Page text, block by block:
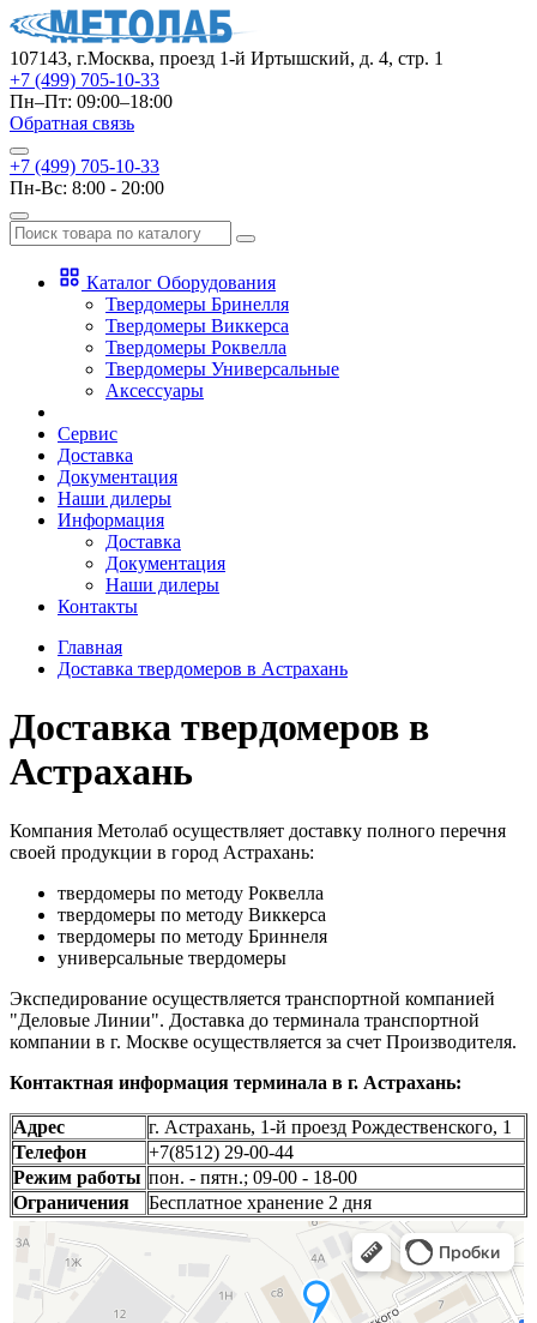
107143, г.Москва, проезд 1-й Иртышский, д. 4, стр. 1
+7 (499) 705-10-33
Пн–Пт: 09:00–18:00
Обратная связь
+7 (499) 705-10-33
Пн-Вс: 8:00 - 20:00
Каталог Оборудования
Твердомеры Бринелля
Твердомеры Виккерса
Твердомеры Роквелла
Твердомеры Универсальные
Аксессуары
Сервис
Доставка
Документация
Наши дилеры
Информация
Доставка
Документация
Наши дилеры
Контакты
Главная
Доставка твердомеров в Астрахань
Доставка твердомеров в
Астрахань
Компания Метолаб осуществляет доставку полного перечня
своей продукции в город Астрахань:
твердомеры по методу Роквелла
твердомеры по методу Виккерса
твердомеры по методу Бриннеля
универсальные твердомеры
Экспедирование осуществляется транспортной компанией
"Деловые Линии". Доставка до терминала транспортной
компании в г. Москве осуществляется за счет Производителя.
Контактная информация терминала в г. Астрахань:
Адрес
г. Астрахань, 1-й проезд Рождественского, 1
Телефон
+7(8512) 29-00-44
Режим работы пон. - пятн.; 09-00 - 18-00
Ограничения
Бесплатное хранение 2 дня